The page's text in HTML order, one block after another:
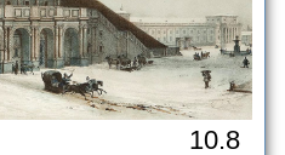
10.8